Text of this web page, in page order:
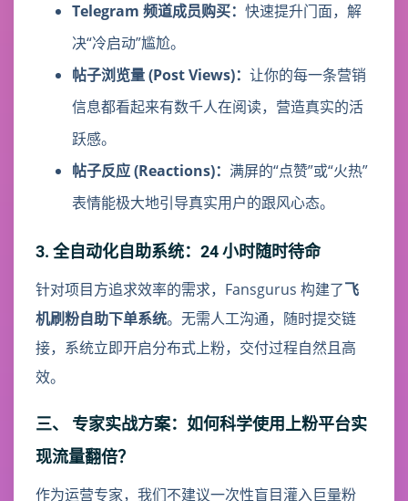
Telegram 频道成员购买： 快速提升门面，解
决“冷启动”尴尬。
帖子浏览量 (Post Views)： 让你的每一条营销
信息都看起来有数千人在阅读，营造真实的活
跃感。
帖子反应 (Reactions)： 满屏的“点赞”或“火热”
表情能极大地引导真实用户的跟风心态。
3. 全自动化自助系统：24 小时随时待命
针对项目方追求效率的需求，Fansgurus 构建了飞
机刷粉自助下单系统。无需人工沟通，随时提交链
接，系统立即开启分布式上粉，交付过程自然且高
效。
三、 专家实战方案：如何科学使用上粉平台实
现流量翻倍？
作为运营专家，我们不建议一次性盲目灌入巨量粉